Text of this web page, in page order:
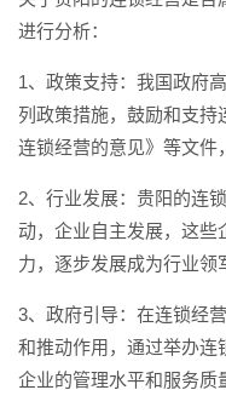
进行分析：
1、政策支持：我国政府
列政策措施，鼓励和支
连锁经营的意见》等文件
2、行业发展：贵阳的连
动，企业自主发展，这些
力，逐步发展成为行业领
3、政府引导：在连锁经
和推动作用，通过举办连
企业的管理水平和服务质